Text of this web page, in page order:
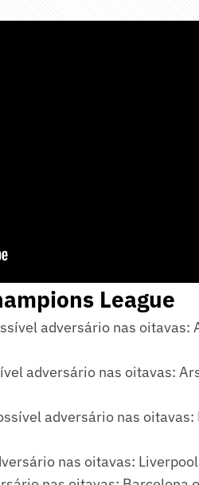
League
adversário nas oitavas:
adversário nas oitavas:
adversário nas oitavas:
nas oitavas: